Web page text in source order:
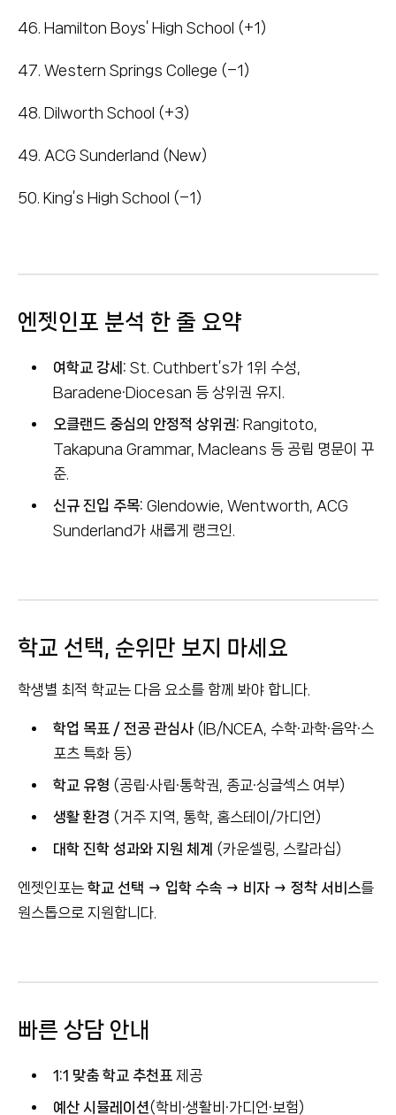
46. Hamilton Boys’ High School (+1)
47. Western Springs College (–1)
48. Dilworth School (+3)
49. ACG Sunderland (New)
50. King’s High School (–1)
엔젯인포 분석 한 줄 요약
여학교 강세: St. Cuthbert’s가 1위 수성,
Baradene·Diocesan 등 상위권 유지.
오클랜드 중심의 안정적 상위권: Rangitoto,
Takapuna Grammar, Macleans 등 공립 명문이 꾸
준.
신규 진입 주목: Glendowie, Wentworth, ACG
Sunderland가 새롭게 랭크인.
학교 선택, 순위만 보지 마세요
학생별 최적 학교는 다음 요소를 함께 봐야 합니다.
학업 목표 / 전공 관심사 (IB/NCEA, 수학·과학·음악·스
포츠 특화 등)
학교 유형 (공립·사립·통학권, 종교·싱글섹스 여부)
생활 환경 (거주 지역, 통학, 홈스테이/가디언)
대학 진학 성과와 지원 체계 (카운셀링, 스칼라십)
엔젯인포는 학교 선택 → 입학 수속 → 비자 → 정착 서비스를
원스톱으로 지원합니다.
빠른 상담 안내
1:1 맞춤 학교 추천표 제공
예산 시뮬레이션(학비·생활비·가디언·보험)